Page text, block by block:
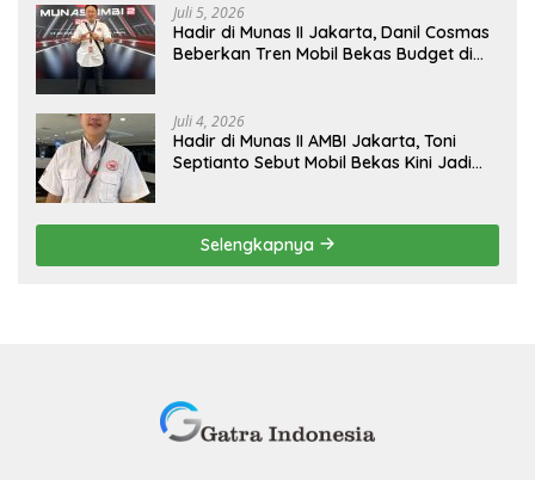
Juli 5, 2026
Hadir di Munas II Jakarta, Danil Cosmas
Beberkan Tren Mobil Bekas Budget di
Juli 4, 2026
Hadir di Munas II AMBI Jakarta, Toni
Septianto Sebut Mobil Bekas Kini Jadi
Selengkapnya